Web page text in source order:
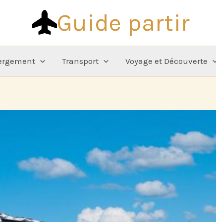
Guide partir
Transport Voyage et Découverte